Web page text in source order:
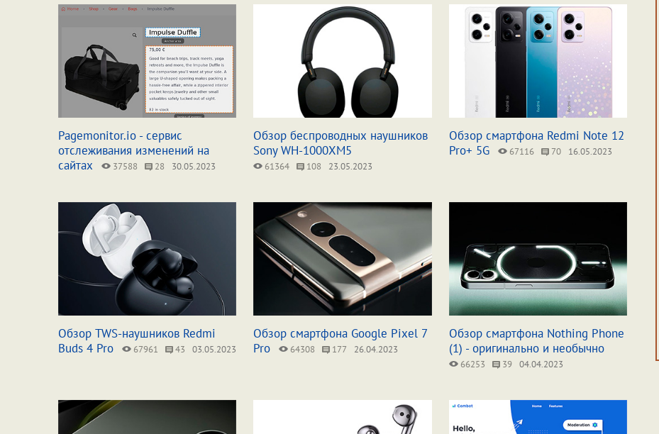
Pagemonitor.io - сервис
отслеживания изменений на
сайтах
37588 28 30.05.2023
Обзор беспроводных наушников
Sony WH-1000XM5
61364 108 23.05.2023
Обзор смартфона Redmi Note 12
Pro+ 5G
67116 70 16.05.2023
Обзор TWS-наушников Redmi
Buds 4 Pro
67961 43 03.05.2023
Обзор смартфона Google Pixel 7
Pro
64308 177 26.04.2023
Обзор смартфона Nothing Phone
(1) - оригинально и необычно
66253 39 04.04.2023